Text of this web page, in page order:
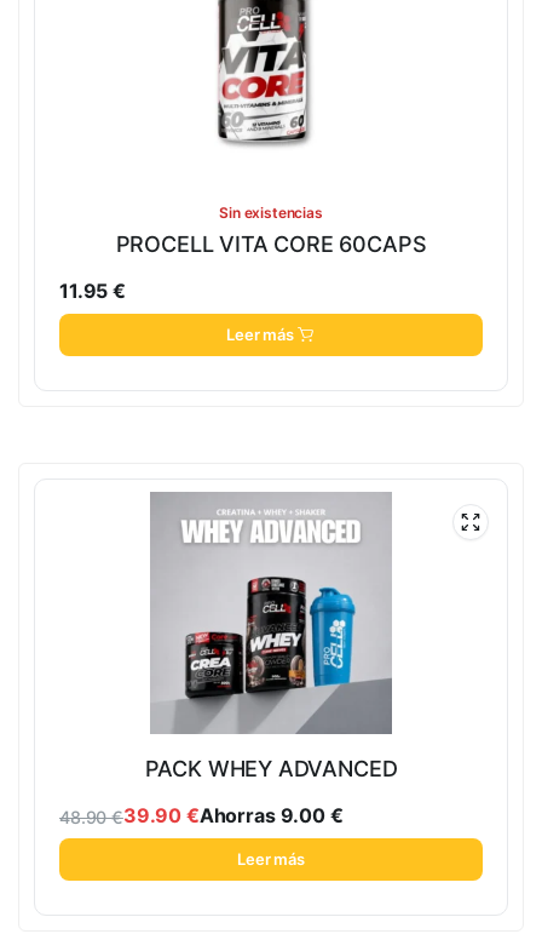
Sin existencias
PROCELL VITA CORE 60CAPS
11.95€
Leer más
PACK WHEY ADVANCED
48.90€39.90 €Ahorras 9.00 €
Leer más